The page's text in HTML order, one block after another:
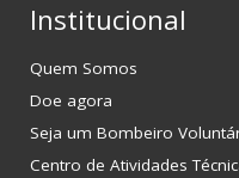
Institucional
Quem Somos
Doe agora
Seja um Bombeiro
Centro de Atividades